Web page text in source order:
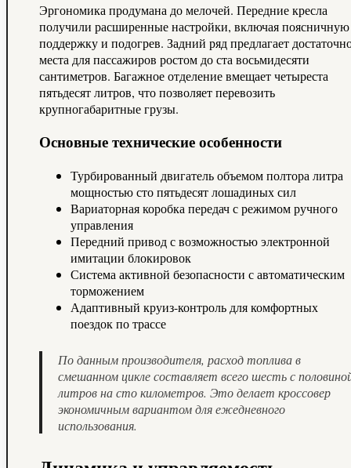
Эргономика продумана до мелочей. Передние кресла
получили расширенные настройки, включая поясничную
поддержку и подогрев. Задний ряд предлагает
места для пассажиров ростом до ста восьмидесяти
сантиметров. Багажное отделение вмещает четыреста
пятьдесят литров, что позволяет перевозить
крупногабаритные грузы.
Основные технические особенности
Турбированный двигатель объемом полтора литра
мощностью сто пятьдесят лошадиных сил
Вариаторная коробка передач с режимом ручного
управления
Передний привод с возможностью электронной
имитации блокировок
Система активной безопасности с автоматическим
торможением
Адаптивный круиз-контроль для комфортных
поездок по трассе
По данным производителя, расход топлива в
смешанном цикле составляет всего шесть с
литров на сто километров. Это делает кроссовер
экономичным вариантом для ежедневного
использования.